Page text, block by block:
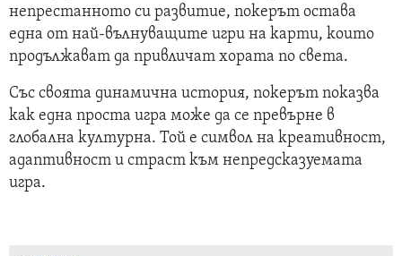
непрестанното си развитие, покерът остава
една от най-вълнуващите игри на карти, които
продължават да привличат хората по света.
Със своята динамична история, покерът показва
как една проста игра може да се превърне в
глобална културна. Той е символ на креативност,
адаптивност и страст към непредсказуемата
игра.